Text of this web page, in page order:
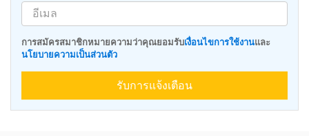
การสมัครสมาชิกหมายความว่าคุณยอมรับเงื่อนไขการใช้งานและ
นโยบายความเป็นส่วนตัว
รับการแจ้งเตือน